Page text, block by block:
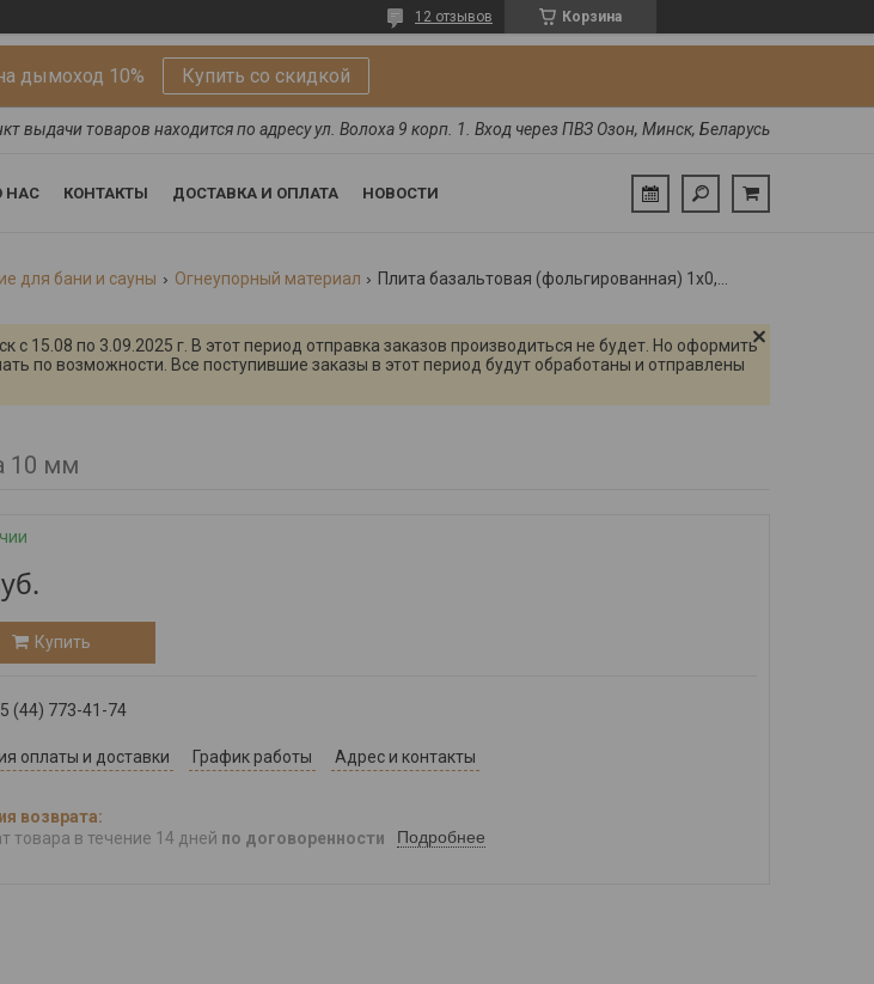
Корзина
12 отзывов
дымоход 10% Купить со скидкой
выдачи товаров находится по адресу ул. Волоха 9 корп. 1. Вход через ПВЗ Озон, Минск, Беларусь
НАС КОНТАКТЫ ДОСТАВКА И ОПЛАТА НОВОСТИ
для бани и сауны Огнеупорный материал Плита базальтовая (фольгированная) 1х0,6м толщина 10 мм
15.08 по 3.09.2025 г. В этот период отправка заказов производиться не будет. Но оформить
по возможности. Все поступившие заказы в этот период будут обработаны и отправлены
10 мм
Купить
(44) 773-41-74
оплаты и доставки График работы Адрес и контакты
товара в течение 14 дней по договоренности Подробнее